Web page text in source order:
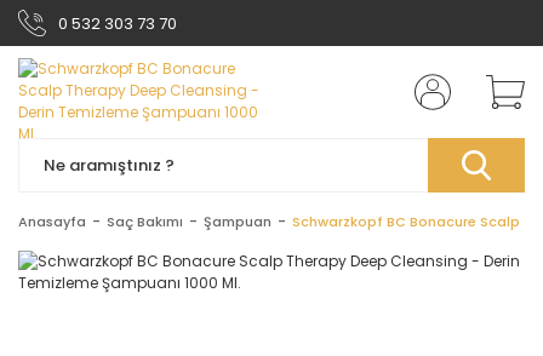
0 532 303 73 70
Anasayfa Saç Bakımı Şampuan Schwarzkopf BC Bonacure Scalp